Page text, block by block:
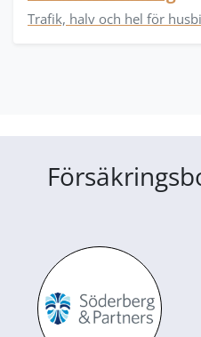
Trafik, halv och hel för